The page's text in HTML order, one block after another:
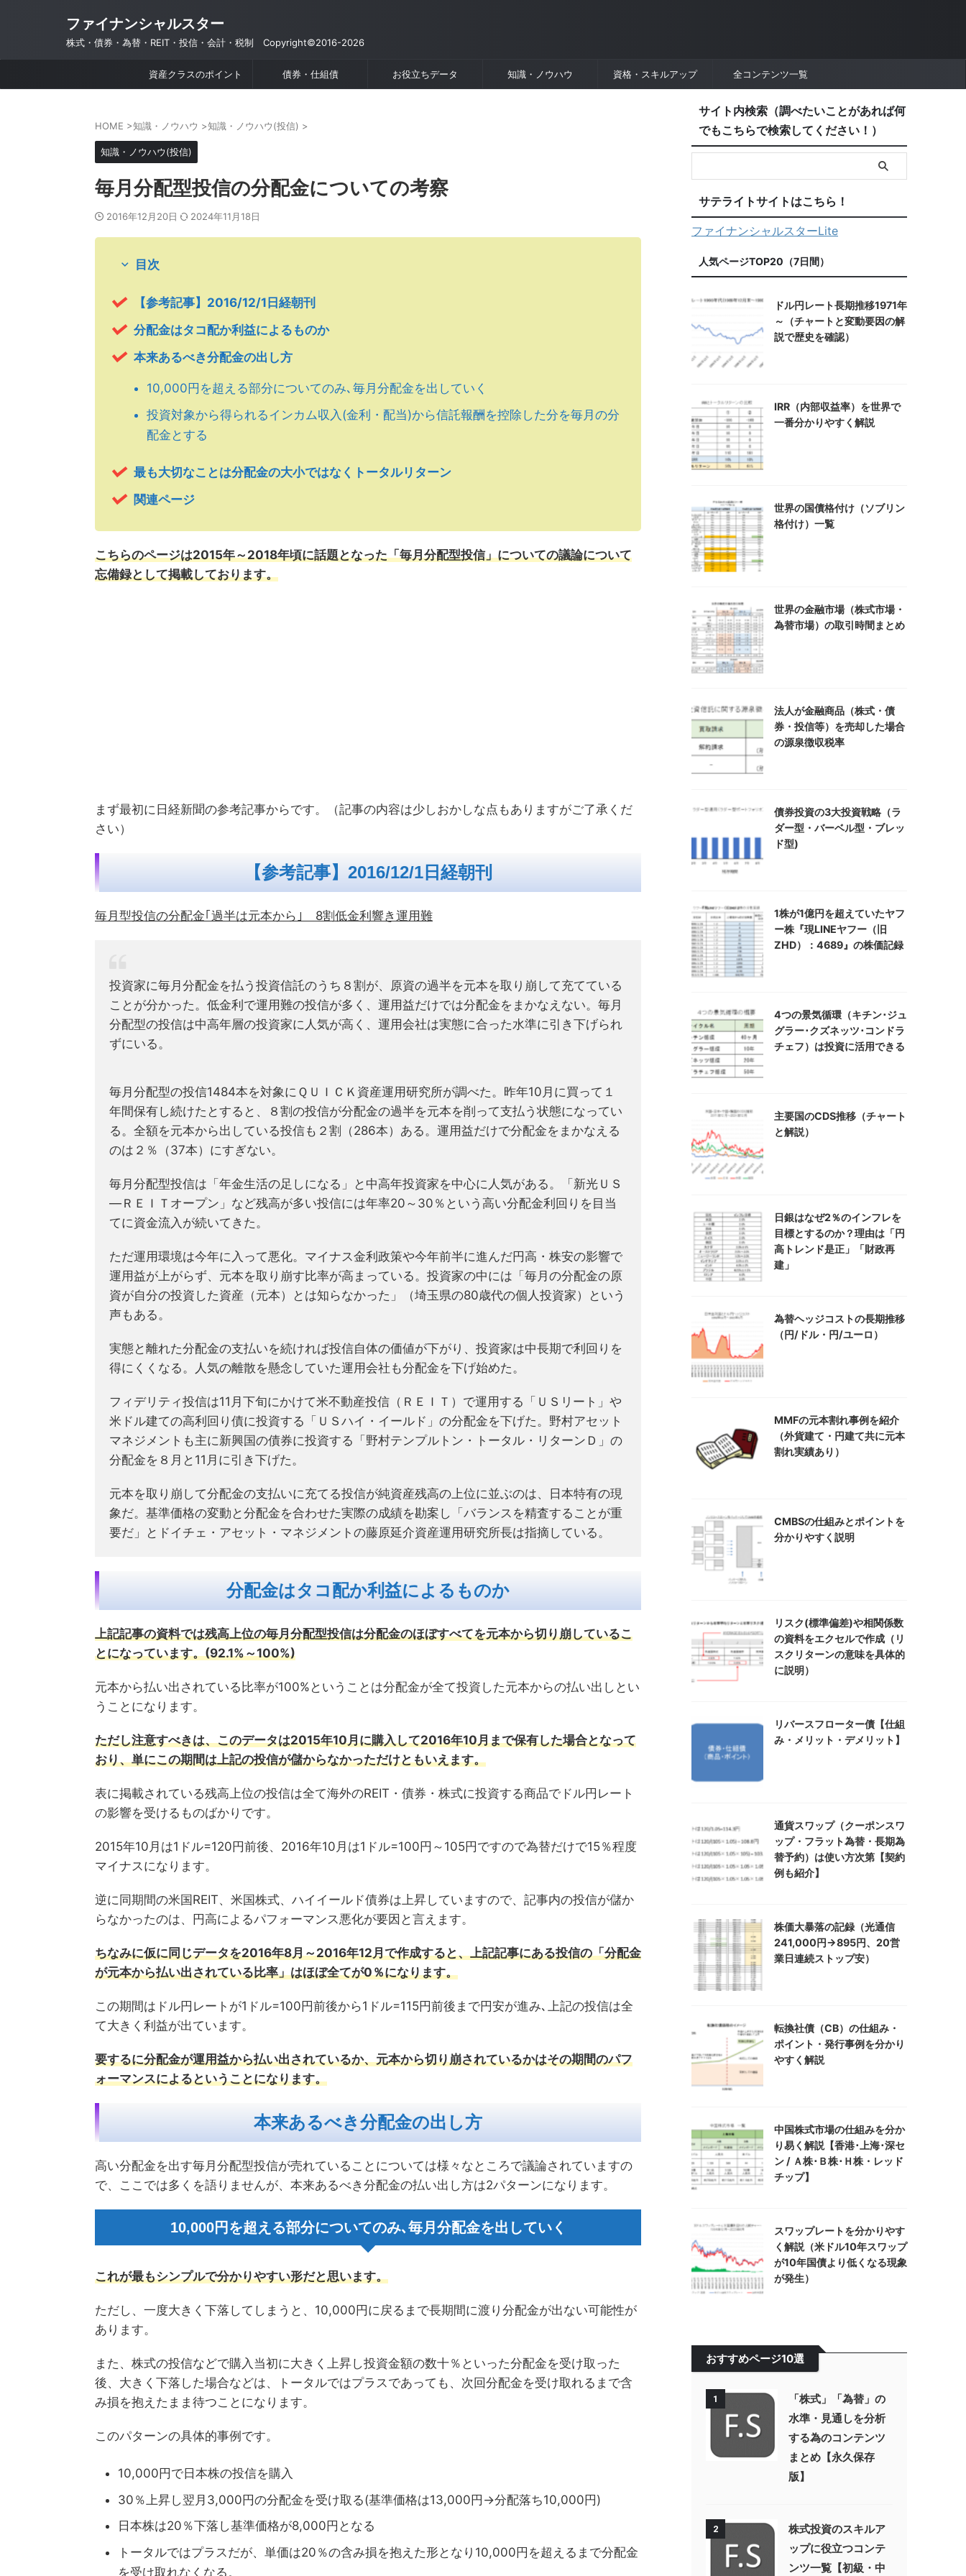
ファイナンシャルスター
株式・債券・為替・REIT・投信・会計・税制 Copyright©2016-2026
資産クラスのポイント 債券・仕組債 お役立ちデータ 知識・ノウハウ 資格・スキルアップ 全コンテンツ一覧
HOME >知識・ノウハウ >知識・ノウハウ(投信) >
知識・ノウハウ(投信)
毎月分配型投信の分配金についての考察
2016年12月20日 2024年11月18日
目次
【参考記事】2016/12/1日経朝刊
分配金はタコ配か利益によるものか
本来あるべき分配金の出し方
10,000円を超える部分についてのみ､毎月分配金を出していく
投資対象から得られるインカム収入(金利・配当)から信託報酬を控除した分を毎月の分
配金とする
最も大切なことは分配金の大小ではなくトータルリターン
関連ページ
こちらのページは2015年～2018年頃に話題となった「毎月分配型投信」についての議論について
忘備録として掲載しております。
まず最初に日経新聞の参考記事からです。（記事の内容は少しおかしな点もありますがご了承くだ
さい）
【参考記事】2016/12/1日経朝刊
毎月型投信の分配金｢過半は元本から｣ 8割低金利響き運用難
投資家に毎月分配金を払う投資信託のうち８割が、原資の過半を元本を取り崩して充てている
ことが分かった。低金利で運用難の投信が多く、運用益だけでは分配金をまかなえない。毎月
分配型の投信は中高年層の投資家に人気が高く、運用会社は実態に合った水準に引き下げられ
ずにいる。
毎月分配型の投信1484本を対象にＱＵＩＣＫ資産運用研究所が調べた。昨年10月に買って１
年間保有し続けたとすると、８割の投信が分配金の過半を元本を削って支払う状態になってい
る。全額を元本から出している投信も２割（286本）ある。運用益だけで分配金をまかなえる
のは２％（37本）にすぎない。
毎月分配型投信は「年金生活の足しになる」と中高年投資家を中心に人気がある。「新光ＵＳ
―ＲＥＩＴオープン」など残高が多い投信には年率20～30％という高い分配金利回りを目当
てに資金流入が続いてきた。
ただ運用環境は今年に入って悪化。マイナス金利政策や今年前半に進んだ円高・株安の影響で
運用益が上がらず、元本を取り崩す比率が高まっている。投資家の中には「毎月の分配金の原
資が自分の投資した資産（元本）とは知らなかった」（埼玉県の80歳代の個人投資家）という
声もある。
実態と離れた分配金の支払いを続ければ投信自体の価値が下がり、投資家は中長期で利回りを
得にくくなる。人気の離散を懸念していた運用会社も分配金を下げ始めた。
フィデリティ投信は11月下旬にかけて米不動産投信（ＲＥＩＴ）で運用する「ＵＳリート」や
米ドル建ての高利回り債に投資する「ＵＳハイ・イールド」の分配金を下げた。野村アセット
マネジメントも主に新興国の債券に投資する「野村テンプルトン・トータル・リターンＤ」の
分配金を８月と11月に引き下げた。
元本を取り崩して分配金の支払いに充てる投信が純資産残高の上位に並ぶのは、日本特有の現
象だ。基準価格の変動と分配金を合わせた実際の成績を勘案し「バランスを精査することが重
要だ」とドイチェ・アセット・マネジメントの藤原延介資産運用研究所長は指摘している。
分配金はタコ配か利益によるものか
上記記事の資料では残高上位の毎月分配型投信は分配金のほぼすべてを元本から切り崩しているこ
とになっています。(92.1%～100%)
元本から払い出されている比率が100%ということは分配金が全て投資した元本からの払い出しとい
うことになります。
ただし注意すべきは、このデータは2015年10月に購入して2016年10月まで保有した場合となって
おり、単にこの期間は上記の投信が儲からなかっただけともいえます。
表に掲載されている残高上位の投信は全て海外のREIT・債券・株式に投資する商品でドル円レート
の影響を受けるものばかりです。
2015年10月は1ドル=120円前後、2016年10月は1ドル=100円～105円ですので為替だけで15％程度
マイナスになります。
逆に同期間の米国REIT、米国株式、ハイイールド債券は上昇していますので、記事内の投信が儲か
らなかったのは、円高によるパフォーマンス悪化が要因と言えます。
ちなみに仮に同じデータを2016年8月～2016年12月で作成すると、上記記事にある投信の「分配金
が元本から払い出されている比率」はほぼ全てが0％になります。
この期間はドル円レートが1ドル=100円前後から1ドル=115円前後まで円安が進み､上記の投信は全
て大きく利益が出ています。
要するに分配金が運用益から払い出されているか、元本から切り崩されているかはその期間のパフ
ォーマンスによるということになります。
本来あるべき分配金の出し方
高い分配金を出す毎月分配型投信が売れていることについては様々なところで議論されていますの
で、ここでは多くを語りませんが、本来あるべき分配金の払い出し方は2パターンになります。
10,000円を超える部分についてのみ､毎月分配金を出していく
これが最もシンプルで分かりやすい形だと思います。
ただし、一度大きく下落してしまうと、10,000円に戻るまで長期間に渡り分配金が出ない可能性が
あります。
また、株式の投信などで購入当初に大きく上昇し投資金額の数十％といった分配金を受け取った
後、大きく下落した場合などは、トータルではプラスであっても、次回分配金を受け取れるまで含
み損を抱えたまま待つことになります。
このパターンの具体的事例です。
10,000円で日本株の投信を購入
30％上昇し翌月3,000円の分配金を受け取る(基準価格は13,000円→分配落ち10,000円)
日本株は20％下落し基準価格が8,000円となる
トータルではプラスだが、単価は20％の含み損を抱えた形となり10,000円を超えるまで分配金
を受け取れなくなる。
サイト内検索（調べたいことがあれば何
でもこちらで検索してください！）
サテライトサイトはこちら！
ファイナンシャルスターLite
人気ページTOP20（7日間）
ドル円レート長期推移1971年
～（チャートと変動要因の解
説で歴史を確認）
IRR（内部収益率）を世界で
一番分かりやすく解説
世界の国債格付け（ソブリン
格付け）一覧
世界の金融市場（株式市場・
為替市場）の取引時間まとめ
法人が金融商品（株式・債
券・投信等）を売却した場合
の源泉徴収税率
債券投資の3大投資戦略（ラ
ダー型・バーベル型・ブレッ
ド型)
1株が1億円を超えていたヤフ
ー株『現LINEヤフー（旧
ZHD）：4689』の株価記録
4つの景気循環（キチン･ジュ
グラー･クズネッツ･コンドラ
チェフ）は投資に活用できる
主要国のCDS推移（チャート
と解説）
日銀はなぜ2％のインフレを
目標とするのか？理由は「円
高トレンド是正」「財政再
建」
為替ヘッジコストの長期推移
（円/ドル・円/ユーロ）
MMFの元本割れ事例を紹介
（外貨建て・円建て共に元本
割れ実績あり）
CMBSの仕組みとポイントを
分かりやすく説明
リスク(標準偏差)や相関係数
の資料をエクセルで作成（リ
スクリターンの意味を具体的
に説明）
リバースフローター債【仕組
み・メリット・デメリット】
通貨スワップ（クーポンスワ
ップ・フラット為替・長期為
替予約）は使い方次第【契約
例も紹介】
株価大暴落の記録（光通信
241,000円→895円、20営
業日連続ストップ安）
転換社債（CB）の仕組み・
ポイント・発行事例を分かり
やすく解説
中国株式市場の仕組みを分か
り易く解説【香港･上海･深セ
ン / Ａ株･Ｂ株･Ｈ株・レッド
チップ】
スワップレートを分かりやす
く解説（米ドル10年スワップ
が10年国債より低くなる現象
が発生）
おすすめページ10選
1
「株式」「為替」の
水準・見通しを分析
する為のコンテンツ
まとめ【永久保存
版】
2
株式投資のスキルア
ップに役立つコンテ
ンツ一覧【初級・中